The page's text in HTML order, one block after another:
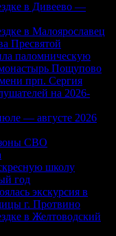
в Дивеево —
в Малоярославец
Пресвятой
паломническую
Пощупово
прп. Сергия
на 2026-
— августе 2026
СВО
школу
год
экскурсия в
г. Протвино
в Желтоводский